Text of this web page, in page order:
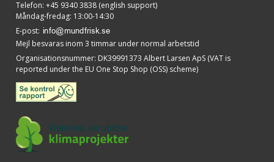
Telefon: +45 9340 3838 (english support)
Måndag-fredag: 13:00-14:30
E-post:
Mejl besvaras inom 3 timmar under normal arbetstid
Organisationsnummer: DK39991373 Albert Larsen ApS (VAT is
reported under the EU One Stop Shop (OSS) scheme)